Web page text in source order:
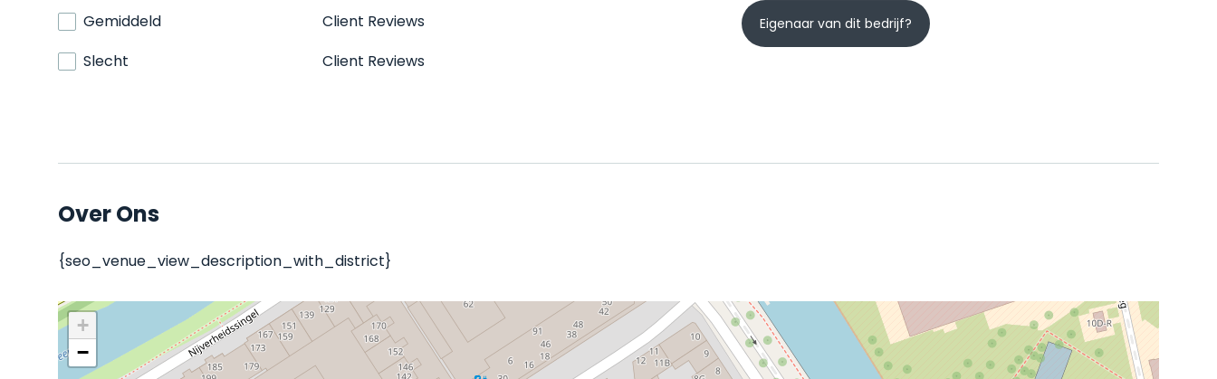
Gemiddeld
Client Reviews
Slecht
Client Reviews
Eigenaar van dit bedrijf?
Over Ons
{seo_venue_view_description_with_district}
+
−